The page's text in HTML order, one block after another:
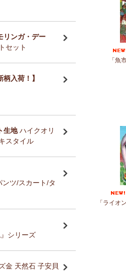
「魚
「ライオ
リンガ・デー
セット
入荷！】
生地ハイクオリ
スタイル
ツ/スカート/タ
シリーズ
金 天然石 子安貝